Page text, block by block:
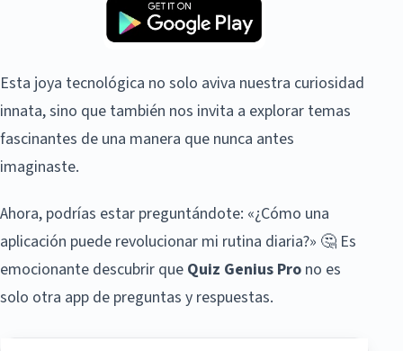
Esta joya tecnológica no solo aviva nuestra curiosidad
innata, sino que también nos invita a explorar temas
fascinantes de una manera que nunca antes
imaginaste.
Ahora, podrías estar preguntándote: «¿Cómo una
aplicación puede revolucionar mi rutina diaria?» 🤔 Es
emocionante descubrir que Quiz Genius Pro no es
solo otra app de preguntas y respuestas.